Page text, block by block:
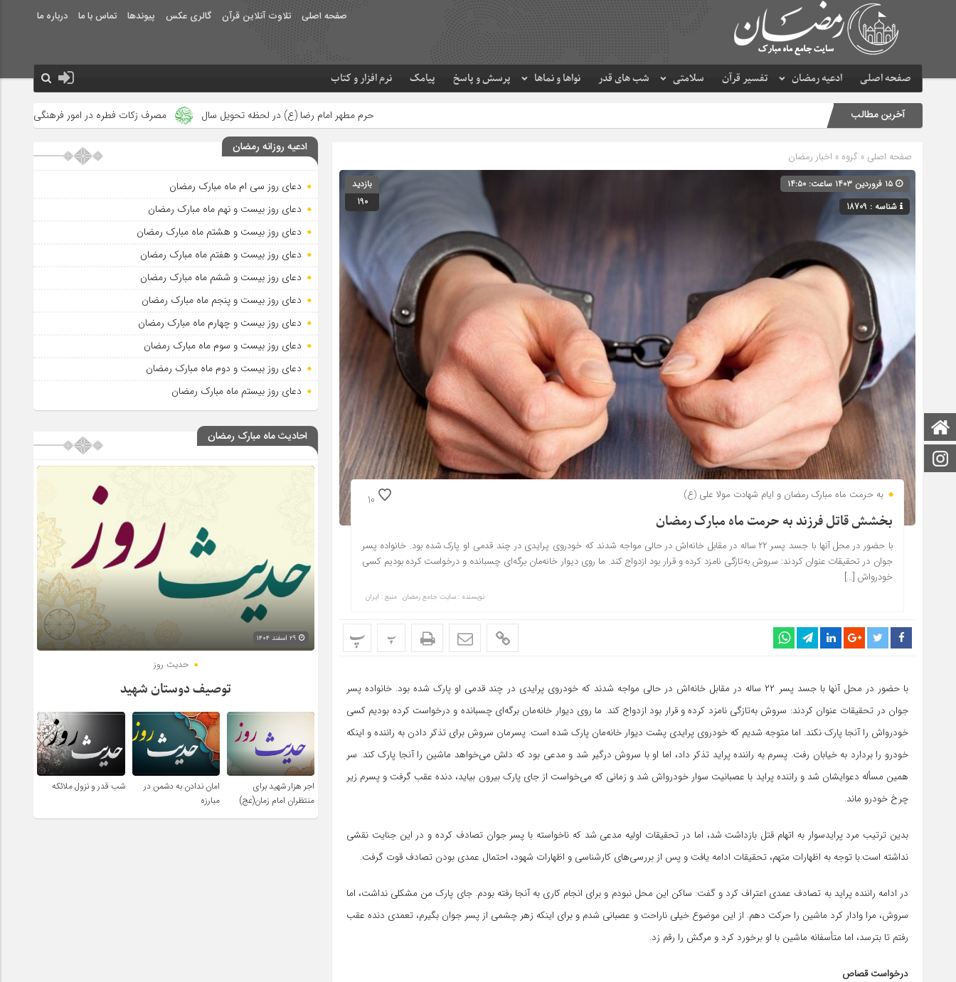
صفحه اصلی تلاوت آنلاین قرآن گالری عکس پیوندها تماس با ما درباره ما
صفحه اصلی ادعیه رمضان تفسیر قرآن سلامتی شب های قدر نواها و نماها پرسش و پاسخ پیامک نرم افزار و کتاب
صفحه اصلی
اینستاگرام
آخرین مطالب حرم مطهر امام رضا (ع) در لحظه تحویل سال مصرف زکات فطره در امور فرهنگی جلوه‌های بزرگ نصرت
صفحه اصلی » گروه » اخبار رمضان
شناسه : 18709
بازدید
190
10 به حرمت ماه مبارک رمضان و ایام شهادت مولا علی (ع)
بخشش قاتل فرزند به حرمت ماه مبارک رمضان
با حضور در محل آنها با جسد پسر ۲۲ ساله در مقابل خانه‌اش در حالی مواجه شدند که خودروی پرایدی در چند قدمی او پارک شده بود. خانواده پسر
جوان در تحقیقات عنوان کردند: سروش به‌تازگی نامزد کرده و قرار بود ازدواج کند. ما روی دیوار خانه‌مان برگه‌ای چسبانده و درخواست کرده بودیم کسی
خودرواش […]
نویسنده : سایت جامع رمضان منبع : ایران
پ پ
با حضور در محل آنها با جسد پسر ۲۲ ساله در مقابل خانه‌اش در حالی مواجه شدند که خودروی پرایدی در چند قدمی او پارک شده بود. خانواده پسر
جوان در تحقیقات عنوان کردند: سروش به‌تازگی نامزد کرده و قرار بود ازدواج کند. ما روی دیوار خانه‌مان برگه‌ای چسبانده و درخواست کرده بودیم کسی
خودرواش را آنجا پارک نکند. اما متوجه شدیم که خودروی پرایدی پشت دیوار خانه‌مان پارک شده است. پسرمان سروش برای تذکر دادن به راننده و اینکه
خودرو را بردارد به خیابان رفت. پسرم به راننده پراید تذکر داد، اما او با سروش درگیر شد و مدعی بود که دلش می‌خواهد ماشین را آنجا پارک کند. سر
همین مسأله دعوایشان شد و راننده پراید با عصبانیت سوار خودرواش شد و زمانی که می‌خواست از جای پارک بیرون بیاید، دنده عقب گرفت و پسرم زیر
چرخ خودرو ماند.
بدین ترتیب مرد پرایدسوار به اتهام قتل بازداشت شد، اما در تحقیقات اولیه مدعی شد که ناخواسته با پسر جوان تصادف کرده و در این جنایت نقشی
نداشته است.با توجه به اظهارات متهم، تحقیقات ادامه یافت و پس از بررسی‌های کارشناسی و اظهارات شهود، احتمال عمدی بودن تصادف قوت گرفت.
در ادامه راننده پراید به تصادف عمدی اعتراف کرد و گفت: ساکن این محل نبودم و برای انجام کاری به آنجا رفته بودم. جای پارک من مشکلی نداشت، اما
سروش، مرا وادار کرد ماشین را حرکت دهم. از این موضوع خیلی ناراحت و عصبانی شدم و برای اینکه زهر چشمی از پسر جوان بگیرم، تعمدی دنده عقب
رفتم تا بترسد، اما متأسفانه ماشین با او برخورد کرد و مرگش را رقم زد.
درخواست قصاص
ادعیه روزانه رمضان
دعای روز سی ام ماه مبارک رمضان
دعای روز بیست و نهم ماه مبارک رمضان
دعای روز بیست و هشتم ماه مبارک رمضان
دعای روز بیست و هفتم ماه مبارک رمضان
دعای روز بیست و ششم ماه مبارک رمضان
دعای روز بیست و پنجم ماه مبارک رمضان
دعای روز بیست و چهارم ماه مبارک رمضان
دعای روز بیست و سوم ماه مبارک رمضان
دعای روز بیست و دوم ماه مبارک رمضان
دعای روز بیستم ماه مبارک رمضان
احادیث ماه مبارک رمضان
حدیث روز
توصیف دوستان شهید
اجر هزار شهید برای
منتظران امام زمان(عج)
امان ندادن به دشمن در
مبارزه
شب قدر و نزول ملائکه